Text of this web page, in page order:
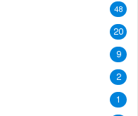
48
20
9
2
1